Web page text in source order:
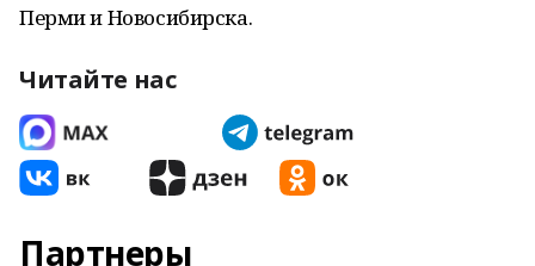
Перми и Новосибирска.
Читайте нас
Партнеры